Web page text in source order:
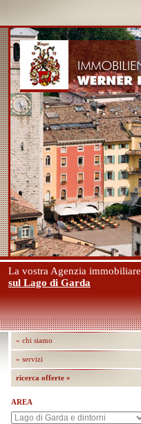
La vostra Agenzia immobiliare
sul Lago di Garda
» chi siamo
» servizi
ricerca offerte »
AREA